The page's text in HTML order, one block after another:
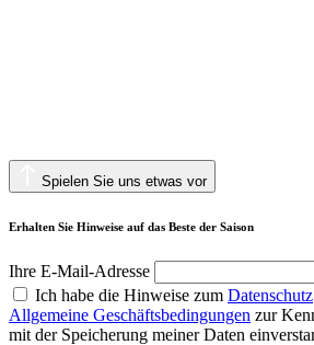
Spielen Sie uns etwas vor
Erhalten Sie Hinweise auf das Beste der Saison
Ihre E-Mail-Adresse
Ich habe die Hinweise zum Datenschutz
Allgemeine Geschäftsbedingungen zur
mit der Speicherung meiner Daten